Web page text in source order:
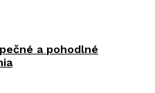
a pohodlné